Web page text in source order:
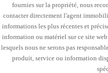
fournies sur la propriété, nous
contacter directement l'agent
informations les plus récentes et
information ou matériel sur ce site
lesquels nous ne serons pas
produit, service ou information